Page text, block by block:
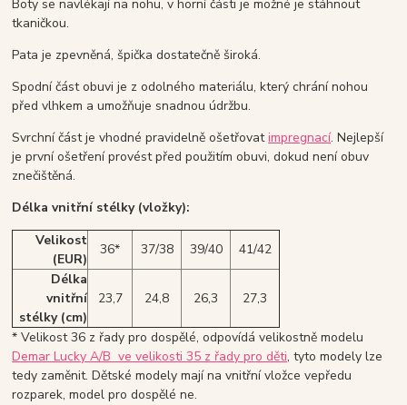
Boty se navlékají na nohu, v horní části je možné je stáhnout
tkaničkou.
Pata je zpevněná, špička dostatečně široká.
Spodní část obuvi je z odolného materiálu, který chrání nohou
před vlhkem a umožňuje snadnou údržbu.
Svrchní část je vhodné pravidelně ošetřovatimpregnací. Nejlepší
je první ošetření provést před použitím obuvi, dokud není obuv
znečištěná.
Délka vnitřní stélky (vložky):
Velikost
(EUR)
36* 37/38 39/40
41/42
Délka
vnitřní
stélky (cm)
23,7 24,8 26,3 27,3
* Velikost 36 z řady pro dospělé, odpovídá velikostně modelu
Demar Lucky A/B ve velikosti 35 z řady pro děti, tyto modely lze
tedy zaměnit. Dětské modely mají na vnitřní vložce vepředu
rozparek, model pro dospělé ne.